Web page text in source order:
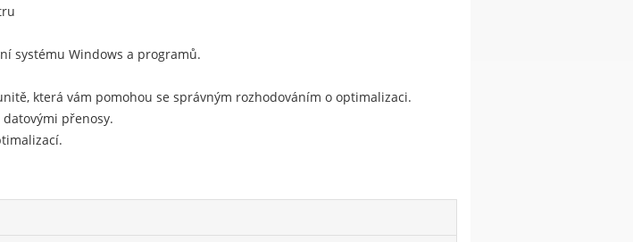
systému Windows a programů.
která vám pomohou se správným rozhodováním o optimalizaci.
přenosy.